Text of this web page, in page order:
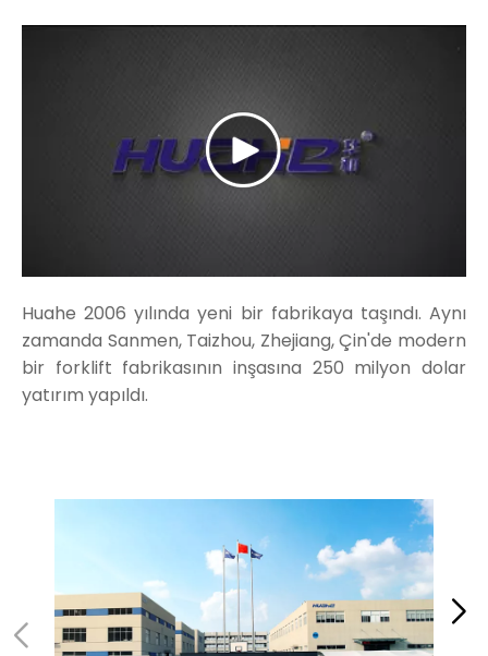
Huahe 2006 yılında yeni bir fabrikaya taşındı. Aynı
zamanda Sanmen, Taizhou, Zhejiang, Çin'de modern
bir forklift fabrikasının inşasına 250 milyon dolar
yatırım yapıldı.